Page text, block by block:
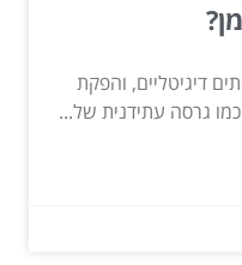
דיגיטליים, והפקת
כמו גרסה עתידנית של...